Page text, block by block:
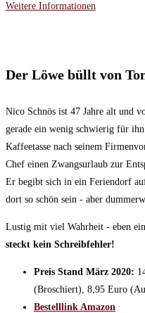
Weitere Informationen
Der Löwe büllt von
Nico Schnös ist 47 Jahre alt und
gerade ein wenig schwierig für
Kaffeetasse nach seinem
Chef einen Zwangsurlaub zur
Er begibt sich in ein Feriendorf
dort so schön sein - aber
Lustig mit viel Wahrheit - eben
steckt kein Schreibfehler!
Preis Stand März 2020:
(Broschiert), 8,95 Euro
Bestelllink Amazon